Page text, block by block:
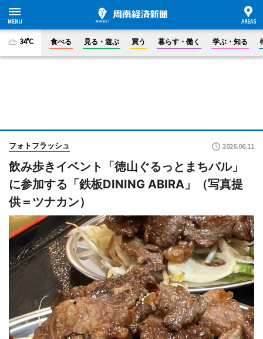
34°C 食べる 見る・遊ぶ 買う 暮らす・働く 学ぶ・知る
フォトフラッシュ 2026.06.11
飲み歩きイベント「徳山ぐるっとまちバル」
に参加する「鉄板DINING ABIRA」（写真提
供＝ツナカン）